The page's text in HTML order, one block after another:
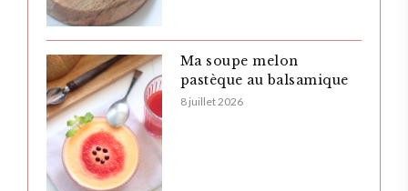
Ma soupe melon
pastèque au balsamique
8 juillet 2026